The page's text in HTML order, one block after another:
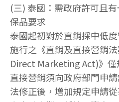
(三) 泰國：需政府許可且
保品要求
泰國起初對於直銷採中低
施行之《直銷及直接營銷
Direct Marketing Act)》僅
直接營銷須向政府部門申
法修正後，增加規定申請